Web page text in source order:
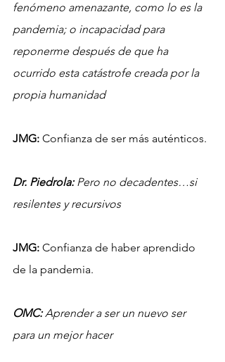
fenómeno amenazante, como lo es la
pandemia; o incapacidad para
reponerme después de que ha
ocurrido esta catástrofe creada por la
propia humanidad
JMG: Confianza de ser más auténticos.
Dr. Piedrola: Pero no decadentes…si
resilentes y recursivos
JMG: Confianza de haber aprendido
de la pandemia.
OMC: Aprender a ser un nuevo ser
para un mejor hacer